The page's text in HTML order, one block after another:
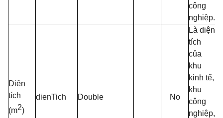
công
nghiệp.
Diện
tích
(m2)
dienTich Double No
Là diện
tích
của
khu
kinh tế,
khu
công
nghiệp,